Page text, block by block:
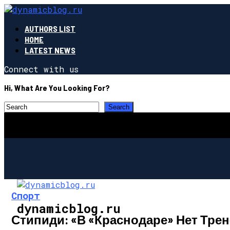
AUTHORS LIST
HOME
LATEST NEWS
Connect with us
Hi, What Are You Looking For?
dynamicblog.ru
Спорт
Стипиди: «В «Краснодаре» Нет